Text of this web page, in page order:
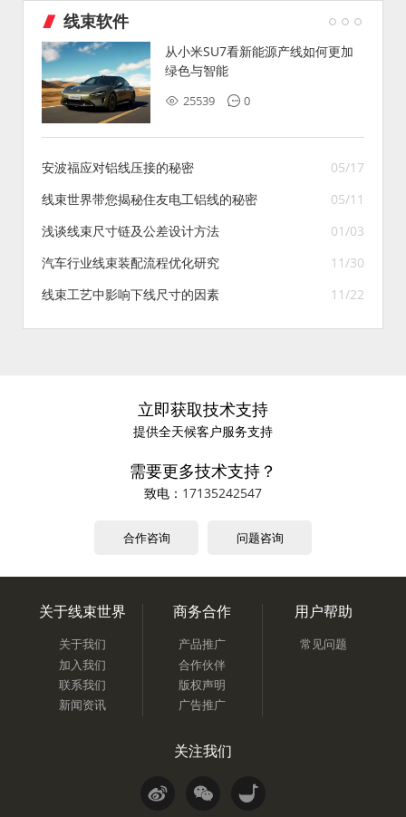
线束软件
从小米SU7看新能源产线如何更加
绿色与智能
25539 0
05/17
安波福应对铝线压接的秘密
05/11
线束世界带您揭秘住友电工铝线的秘密
01/03
浅谈线束尺寸链及公差设计方法
11/30
汽车行业线束装配流程优化研究
11/22
线束工艺中影响下线尺寸的因素
立即获取技术支持
提供全天候客户服务支持
需要更多技术支持？
致电： 17135242547
合作咨询 问题咨询
关于线束世界
关于我们
加入我们
联系我们
新闻资讯
商务合作
产品推广
合作伙伴
版权声明
广告推广
用户帮助
常见问题
关注我们